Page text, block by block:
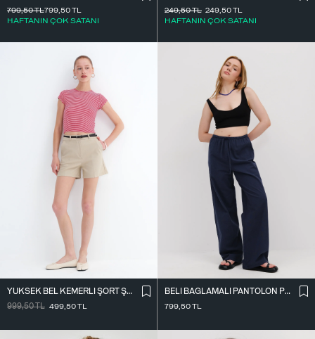
799,50TL
HAFTANIN ÇOK SATANI
799,50TL
249,50TL
HAFTANIN ÇOK SATANI
249,50TL
YÜKSEK BEL KEMERLI ŞORT Ş02336
999,50TL 499,50TL
BELI BAĞLAMALI PANTOLON PN17449
799,50TL